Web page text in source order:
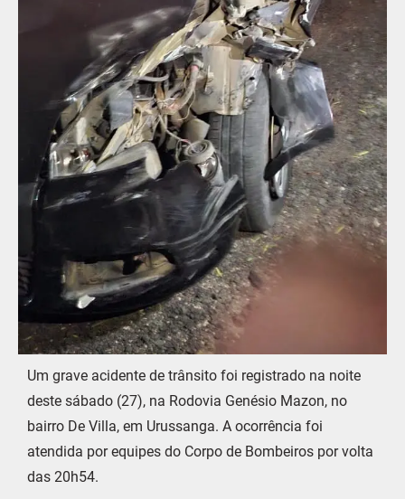
Um grave acidente de trânsito foi registrado na noite
deste sábado (27), na Rodovia Genésio Mazon, no
bairro De Villa, em Urussanga. A ocorrência foi
atendida por equipes do Corpo de Bombeiros por volta
das 20h54.